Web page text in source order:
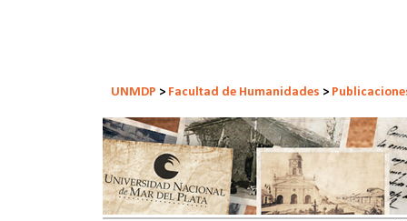
UNMDP > Facultad de Humanidades >